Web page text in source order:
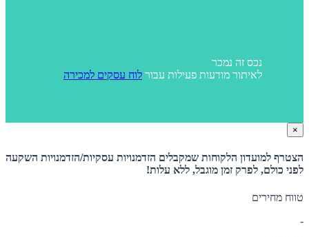
נכס זה נמכר
לאיתור מודעות פעילות עבור לוח עסקים למכירה
×
הצטרף למועדון הלקוחות שמקבלים הזדמנויות עסקיות/הזדמנויות השקעה
לפני כולם, לפרק זמן מוגבל, ללא עלות!
טווח מחירים
-